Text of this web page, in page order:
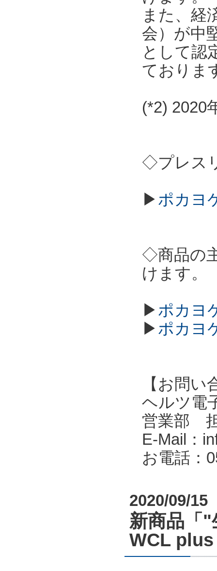
また、経
会）が中
として認
ておりま
(*2) 2020
◇プレス
▶ポカヨ
◇商品の
けます。
▶ポカヨ
▶ポカヨ
【お問い
ヘルツ電
営業部
E-Mail：
お電話：
2020/09/15
新商品「
WCL plus